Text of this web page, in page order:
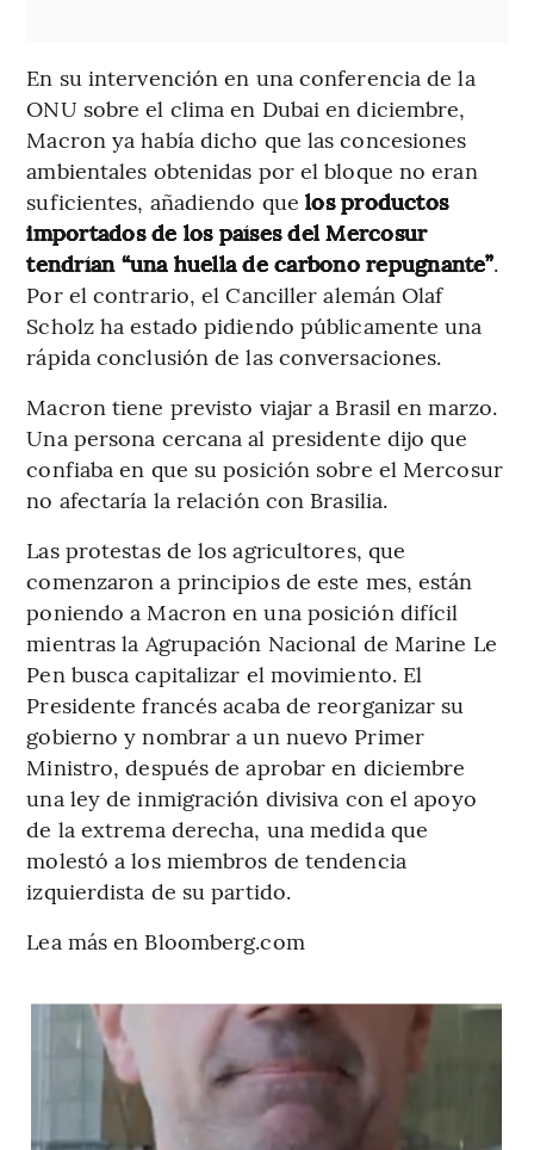
En su intervención en una conferencia de la
ONU sobre el clima en Dubai en diciembre,
Macron ya había dicho que las concesiones
ambientales obtenidas por el bloque no eran
suficientes, añadiendo quelos productos
importados de los países del Mercosur
tendrían “una huella de carbono repugnante”.
Por el contrario, el Canciller alemán Olaf
Scholz ha estado pidiendo públicamente una
rápida conclusión de las conversaciones.
Macron tiene previsto viajar a Brasil en marzo.
Una persona cercana al presidente dijo que
confiaba en que su posición sobre el Mercosur
no afectaría la relación con Brasilia.
Las protestas de los agricultores, que
comenzaron a principios de este mes, están
poniendo a Macron en una posición difícil
mientras la Agrupación Nacional de Marine Le
Pen busca capitalizar el movimiento. El
Presidente francés acaba de reorganizar su
gobierno y nombrar a un nuevo Primer
Ministro, después de aprobar en diciembre
una ley de inmigración divisiva con el apoyo
de la extrema derecha, una medida que
molestó a los miembros de tendencia
izquierdista de su partido.
Lea más en Bloomberg.com